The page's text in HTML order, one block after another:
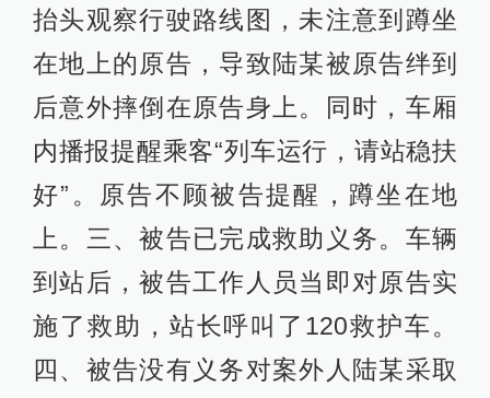
抬头观察行驶路线图，未注意到蹲坐
在地上的原告，导致陆某被原告绊到
后意外摔倒在原告身上。同时，车厢
内播报提醒乘客“列车运行，请站稳扶
好”。原告不顾被告提醒，蹲坐在地
上。三、被告已完成救助义务。车辆
到站后，被告工作人员当即对原告实
施了救助，站长呼叫了120救护车。
四、被告没有义务对案外人陆某采取